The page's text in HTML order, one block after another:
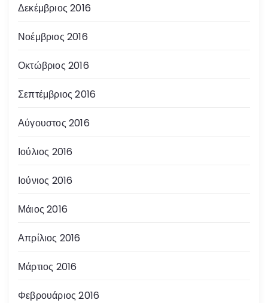
Δεκέμβριος 2016
Νοέμβριος 2016
Οκτώβριος 2016
Σεπτέμβριος 2016
Αύγουστος 2016
Ιούλιος 2016
Ιούνιος 2016
Μάιος 2016
Απρίλιος 2016
Μάρτιος 2016
Φεβρουάριος 2016